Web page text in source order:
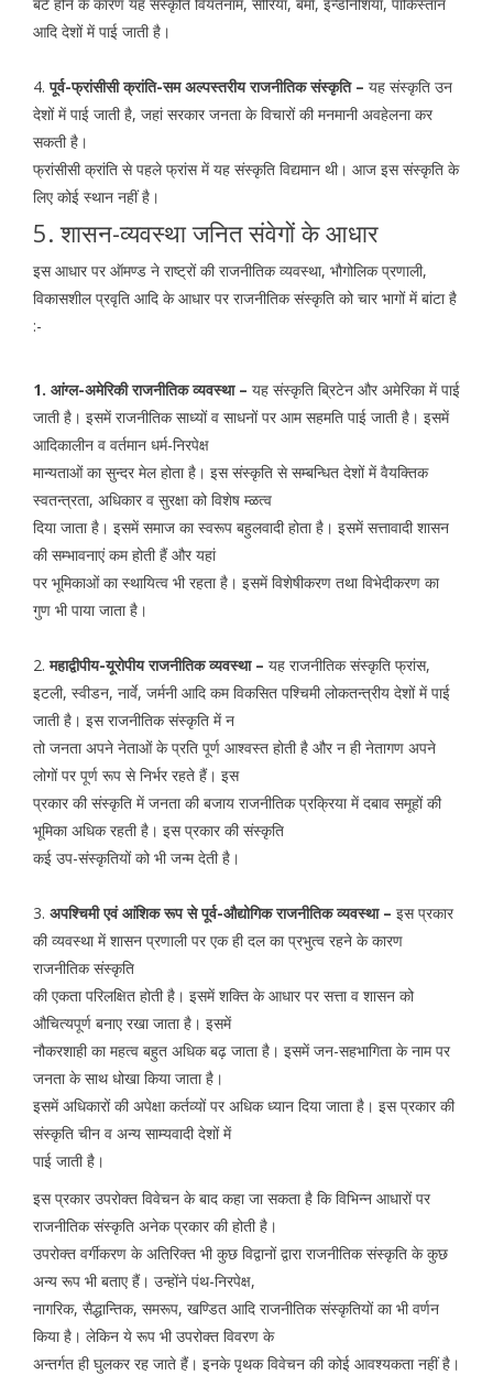
आदि देशों में पाई जाती है।
4.पूर्व-फ्रांसीसी क्रांति-सम अल्पस्तरीय राजनीतिक संस्कृति – यह संस्कृति उन
देशों में पाई जाती है, जहां सरकार जनता के विचारों की मनमानी अवहेलना कर
सकती है।
फ्रांसीसी क्रांति से पहले फ्रांस में यह संस्कृति विद्यमान थी। आज इस संस्कृति के
लिए कोई स्थान नहीं है।
5. शासन-व्यवस्था जनित संवेगों के आधार
इस आधार पर ऑमण्ड ने राष्ट्रों की राजनीतिक व्यवस्था, भौगोलिक प्रणाली,
विकासशील प्रवृति आदि के आधार पर राजनीतिक संस्कृति को चार भागों में बांटा है
:-
1. आंग्ल-अमेरिकी राजनीतिक व्यवस्था – यह संस्कृति ब्रिटेन और अमेरिका में पाई
जाती है। इसमें राजनीतिक साध्यों व साधनों पर आम सहमति पाई जाती है। इसमें
आदिकालीन व वर्तमान धर्म-निरपेक्ष
मान्यताओं का सुन्दर मेल होता है। इस संस्कृति से सम्बन्धित देशों में वैयक्तिक
स्वतन्त्रता, अधिकार व सुरक्षा को विशेष म्ळत्व
दिया जाता है। इसमें समाज का स्वरूप बहुलवादी होता है। इसमें सत्तावादी शासन
की सम्भावनाएं कम होती हैं और यहां
पर भूमिकाओं का स्थायित्व भी रहता है। इसमें विशेषीकरण तथा विभेदीकरण का
गुण भी पाया जाता है।
2.महाद्वीपीय-यूरोपीय राजनीतिक व्यवस्था – यह राजनीतिक संस्कृति फ्रांस,
इटली, स्वीडन, नार्वे, जर्मनी आदि कम विकसित पश्चिमी लोकतन्त्रीय देशों में पाई
जाती है। इस राजनीतिक संस्कृति में न
तो जनता अपने नेताओं के प्रति पूर्ण आश्वस्त होती है और न ही नेतागण अपने
लोगों पर पूर्ण रूप से निर्भर रहते हैं। इस
प्रकार की संस्कृति में जनता की बजाय राजनीतिक प्रक्रिया में दबाव समूहों की
भूमिका अधिक रहती है। इस प्रकार की संस्कृति
कई उप-संस्कृतियों को भी जन्म देती है।
3. अपश्चिमी एवं आंशिक रूप से पूर्व-औद्योगिक राजनीतिक व्यवस्था – इस प्रकार
की व्यवस्था में शासन प्रणाली पर एक ही दल का प्रभुत्व रहने के कारण
राजनीतिक संस्कृति
की एकता परिलक्षित होती है। इसमें शक्ति के आधार पर सत्ता व शासन को
औचित्यपूर्ण बनाए रखा जाता है। इसमें
नौकरशाही का महत्व बहुत अधिक बढ़ जाता है। इसमें जन-सहभागिता के नाम पर
जनता के साथ धोखा किया जाता है।
इसमें अधिकारों की अपेक्षा कर्तव्यों पर अधिक ध्यान दिया जाता है। इस प्रकार की
संस्कृति चीन व अन्य साम्यवादी देशों में
पाई जाती है।
इस प्रकार उपरोक्त विवेचन के बाद कहा जा सकता है कि विभिन्न आधारों पर
राजनीतिक संस्कृति अनेक प्रकार की होती है।
उपरोक्त वर्गीकरण के अतिरिक्त भी कुछ विद्वानों द्वारा राजनीतिक संस्कृति के कुछ
अन्य रूप भी बताए हैं। उन्होंने पंथ-निरपेक्ष,
नागरिक, सैद्धान्तिक, समरूप, खण्डित आदि राजनीतिक संस्कृतियों का भी वर्णन
किया है। लेकिन ये रूप भी उपरोक्त विवरण के
अन्तर्गत ही घुलकर रह जाते हैं। इनके पृथक विवेचन की कोई आवश्यकता नहीं है।